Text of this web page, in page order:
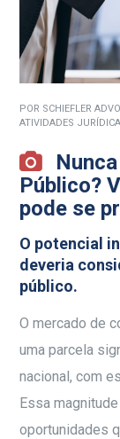
POR SCHIEFLER
ATIVIDADES
Público?
pode se
O potencial
deveria
público.
O mercado de
uma parcela
nacional, com
Essa
oportunidades